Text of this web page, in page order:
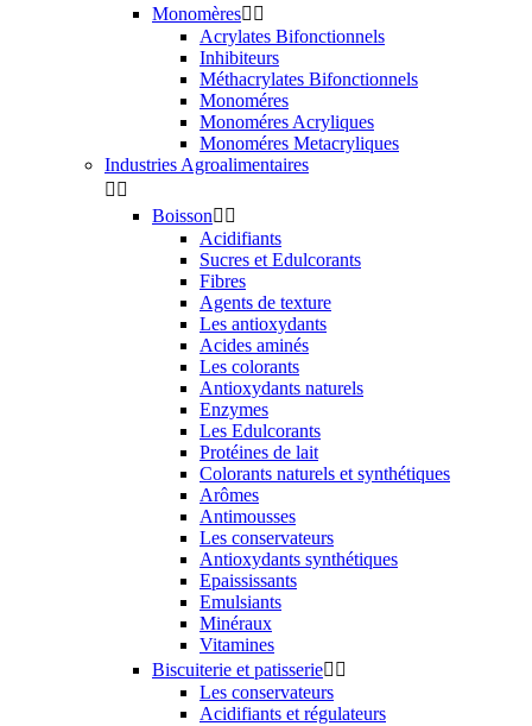
Monomères 
Acrylates Bifonctionnels
Inhibiteurs
Méthacrylates Bifonctionnels
Monoméres
Monoméres Acryliques
Monoméres Metacryliques
Industries Agroalimentaires
 
Boisson 
Acidifiants
Sucres et Edulcorants
Fibres
Agents de texture
Les antioxydants
Acides aminés
Les colorants
Antioxydants naturels
Enzymes
Les Edulcorants
Protéines de lait
Colorants naturels et synthétiques
Arômes
Antimousses
Les conservateurs
Antioxydants synthétiques
Epaississants
Emulsiants
Minéraux
Vitamines
Biscuiterie et patisserie 
Les conservateurs
Acidifiants et régulateurs